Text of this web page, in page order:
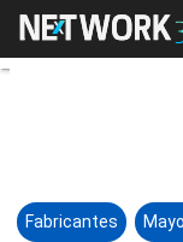
Fabricantes